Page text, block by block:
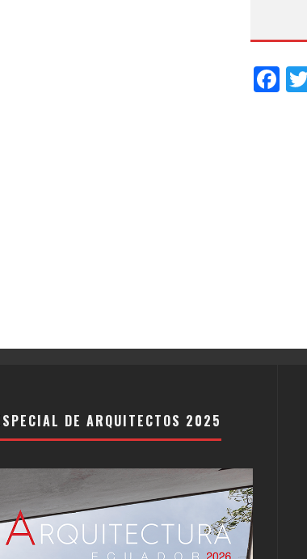
DE ARQUITECTOS 2025